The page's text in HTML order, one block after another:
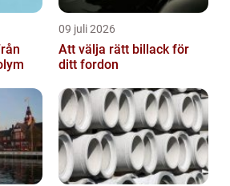
09 juli 2026
Att välja rätt billack för
ditt fordon